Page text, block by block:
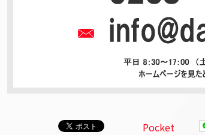
Pocket